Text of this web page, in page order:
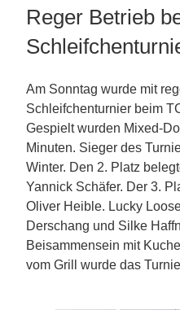
Reger Betrieb
Am Sonntag wurde mit
Schleifchenturnier beim
Gespielt wurden Mixed-
Minuten. Sieger des
Winter. Den 2. Platz
Yannick Schäfer. Der 3.
Oliver Heible. Lucky
Derschang und Silke
Beisammensein mit
vom Grill wurde das